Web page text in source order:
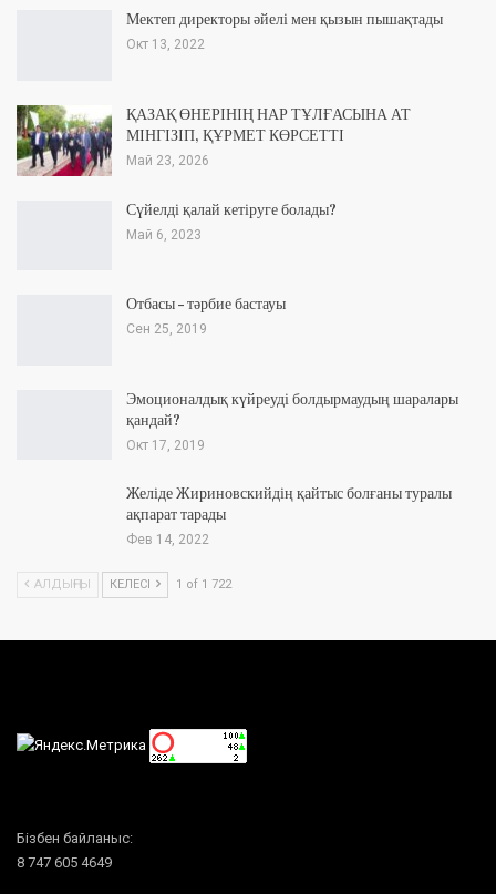
Мектеп директоры әйелі мен қызын пышақтады
Окт 13, 2022
ҚАЗАҚ ӨНЕРІНІҢ НАР ТҰЛҒАСЫНА АТ
МІНГІЗІП, ҚҰРМЕТ КӨРСЕТТІ
Май 23, 2026
Сүйелді қалай кетіруге болады?
Май 6, 2023
Отбасы – тәрбие бастауы
Сен 25, 2019
Эмоционалдық күйреуді болдырмаудың шаралары
қандай?
Окт 17, 2019
Желіде Жириновскийдің қайтыс болғаны туралы
ақпарат тарады
Фев 14, 2022
АЛДЫҢҒЫ КЕЛЕСІ 1 of 1 722
Бізбен байланыс:
8 747 605 4649